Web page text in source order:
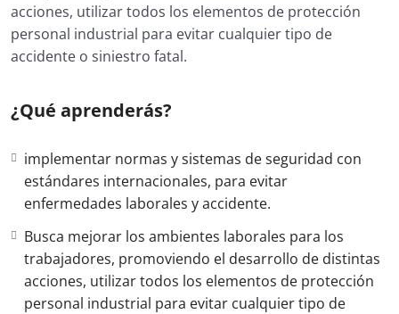
acciones, utilizar todos los elementos de protección
personal industrial para evitar cualquier tipo de
accidente o siniestro fatal.
¿Qué aprenderás?
implementar normas y sistemas de seguridad con
estándares internacionales, para evitar
enfermedades laborales y accidente.
Busca mejorar los ambientes laborales para los
trabajadores, promoviendo el desarrollo de distintas
acciones, utilizar todos los elementos de protección
personal industrial para evitar cualquier tipo de